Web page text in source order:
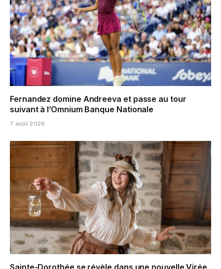
Fernandez domine Andreeva et passe au tour
suivant à l’Omnium Banque Nationale
7 août 2026